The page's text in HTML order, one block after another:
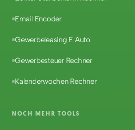
Email Encoder
Gewerbeleasing E Auto
Gewerbesteuer Rechner
Kalenderwochen Rechner
NOCH MEHR TOOLS